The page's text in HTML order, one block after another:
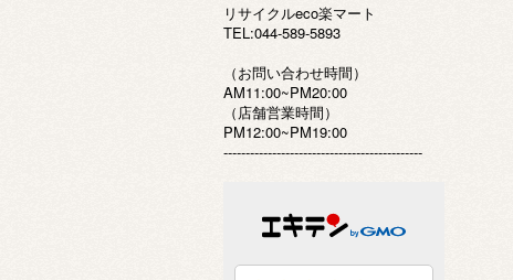
リサイクルeco楽マート
TEL:044-589-5893
（お問い合わせ時間）
AM11:00~PM20:00
（店舗営業時間）
PM12:00~PM19:00
---------------------------------------------